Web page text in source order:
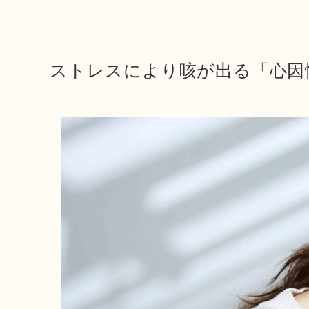
ストレスにより咳が出る「心